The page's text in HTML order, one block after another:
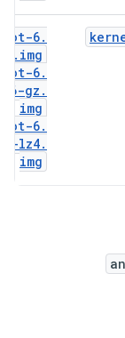
6.
. img
6.
6-gz .
img
6.
6-lz4.
img